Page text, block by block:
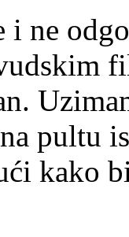
i ne
pultu
kako